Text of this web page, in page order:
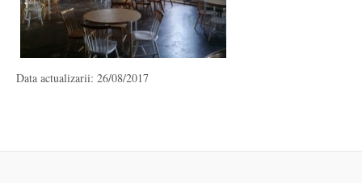
Data actualizarii: 26/08/2017